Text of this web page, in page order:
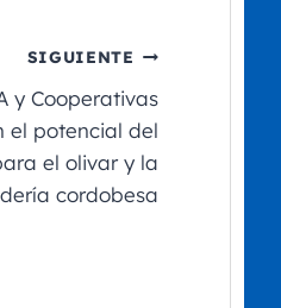
SIGUIENTE
y Cooperativas
el potencial del
el olivar y la
cordobesa